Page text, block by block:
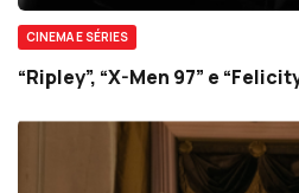
CINEMA E SÉRIES
“Ripley”, “X-Men 97” e